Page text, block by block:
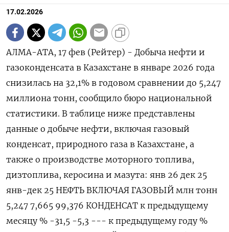
17.02.2026
АЛМА-АТА, 17 фев (Рейтер) - Добыча нефти и
гaзоконденсaтa в Казахстане в январе 2026 года
снизилась на ‌32,1% в годовом сравнении до 5,247
миллиона тонн, сообщило бюро национальной
статистики. В таблице ниже представлены ​
данные о добыче ​нефти, ​включая газовый
конденсат, ⁠природного газа в Казахстане, а
‌также о производстве моторного топлива,
‌дизтоплива, керосина и мазута: янв 26 дек 25
янв-дек 25 НЕФТЬ ​ВКЛЮЧАЯ ГАЗОВЫЙ млн тонн
5,247 7,665 99,376 КОНДЕНСАТ к ‌предыдущему
месяцу % -31,5 -5,3 --- к ​предыдущему году %